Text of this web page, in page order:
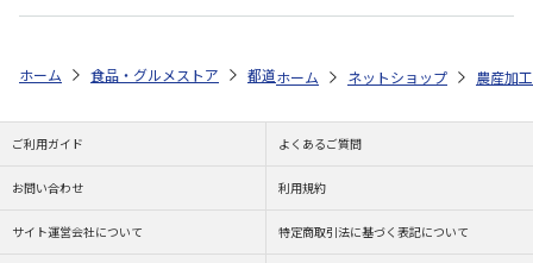
ホーム 食品・グルメストア 都道府県から探す 福島県 ジャム４
ホーム ネットショップ 農産加
ご利用ガイド よくあるご質問
お問い合わせ 利用規約
サイト運営会社について 特定商取引法に基づく表記について